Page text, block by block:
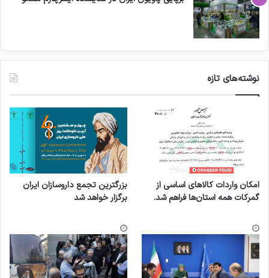
نوشته‌های تازه
امکان واردات کالاهای اساسی از
گمرکات همه استان‌ها فراهم شد.
بزرگترین تجمع داروسازان ایران
برگزار خواهد شد